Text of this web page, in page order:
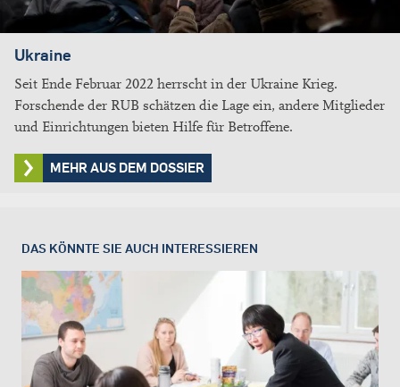
Ukraine
Seit Ende Februar 2022 herrscht in der Ukraine Krieg.
Forschende der RUB schätzen die Lage ein, andere Mitglieder
und Einrichtungen bieten Hilfe für Betroffene.
MEHR AUS DEM DOSSIER
DAS KÖNNTE SIE AUCH INTERESSIEREN